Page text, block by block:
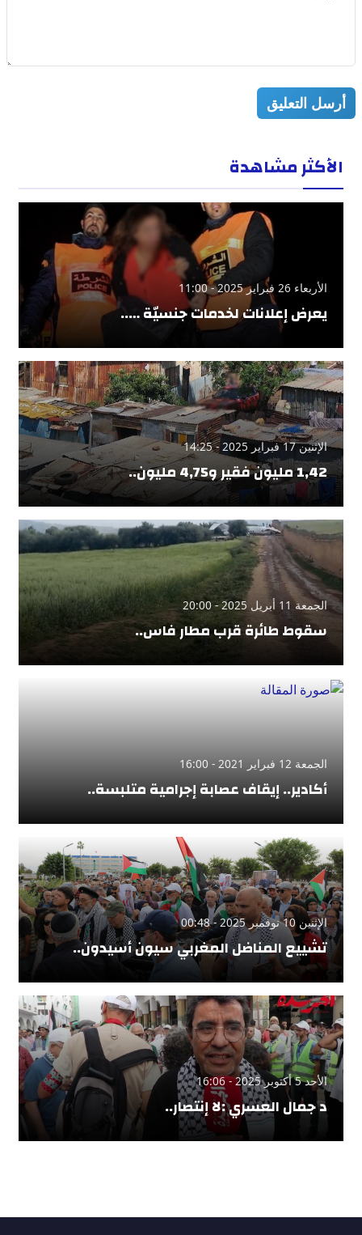
أرسل التعليق
الأكثر مشاهدة
الأربعاء 26 فبراير 2025 - 11:00
يعرض إعلانات لخدمات جنسيّة …..
الإثنين 17 فبراير 2025 - 14:25
1,42 مليون فقير و4,75 مليون..
الجمعة 11 أبريل 2025 - 20:00
سقوط طائرة قرب مطار فاس..
الجمعة 12 فبراير 2021 - 16:00
أكادير.. إيقاف عصابة إجرامية متلبسة..
الإثنين 10 نوفمبر 2025 - 00:48
تشييع المناضل المغربي سيون أسيدون..
الأحد 5 أكتوبر 2025 - 16:06
د جمال العسري :لا إنتصار..